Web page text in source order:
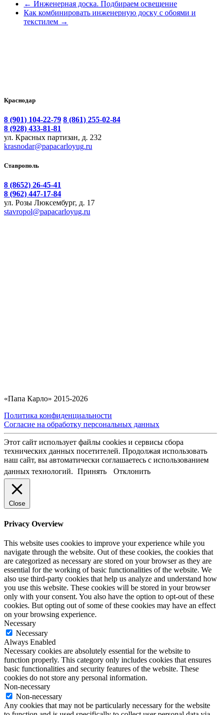
← Инженерная доска. Подбираем освещение
Как комбинировать инженерную доску с обоями и
текстилем →
Краснодар
8 (901) 104-22-79 8 (861) 255-02-84
8 (928) 433-81-81
ул. Красных партизан, д. 232
krasnodar@papacarloyug.ru
Ставрополь
8 (8652) 26-45-41
8 (962) 447-17-84
ул. Розы Люксембург, д. 17
stavropol@papacarloyug.ru
«Папа Карло» 2015-2026
Политика конфиденциальности
Согласие на обработку персональных данных
Этот сайт использует файлы cookies и сервисы сбора
технических данных посетителей. Продолжая использовать
наш сайт, вы автоматически соглашаетесь с использованием
данных технологий. Принять Отклонить
Close
Privacy Overview
This website uses cookies to improve your experience while you
navigate through the website. Out of these cookies, the cookies that
are categorized as necessary are stored on your browser as they are
essential for the working of basic functionalities of the website. We
also use third-party cookies that help us analyze and understand how
you use this website. These cookies will be stored in your browser
only with your consent. You also have the option to opt-out of these
cookies. But opting out of some of these cookies may have an effect
on your browsing experience.
Necessary
Necessary
Always Enabled
Necessary cookies are absolutely essential for the website to
function properly. This category only includes cookies that ensures
basic functionalities and security features of the website. These
cookies do not store any personal information.
Non-necessary
Non-necessary
Any cookies that may not be particularly necessary for the website